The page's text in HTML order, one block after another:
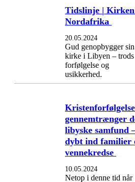
Tidslinje |
Nordafrika
20.05.2024
Gud genopbygger sin
kirke i Libyen – trods
forfølgelse og
usikkerhed.
Kristenforfølgelse
gennemtrænger
libyske samfund
dybt ind familier
vennekredse
10.05.2024
Netop i denne tid når